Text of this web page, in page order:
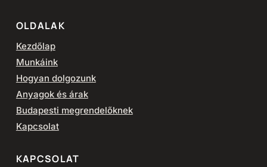
OLDALAK
Kezdőlap
Munkáink
Hogyan dolgozunk
Anyagok és árak
Budapesti megrendelőknek
Kapcsolat
KAPCSOLAT